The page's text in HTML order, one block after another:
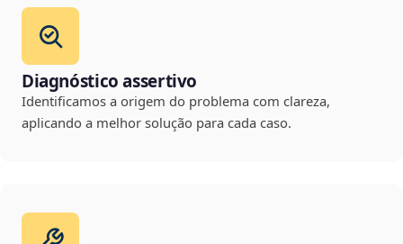
Diagnóstico assertivo
Identificamos a origem do problema com clareza,
aplicando a melhor solução para cada caso.